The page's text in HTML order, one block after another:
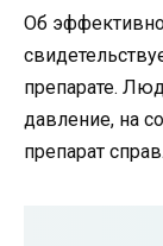
Об
препарате.
давление, на
препарат